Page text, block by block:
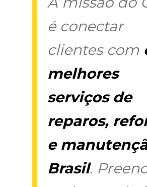
é conectar
clientes com
melhores
serviços de
reparos,
e
Brasil.